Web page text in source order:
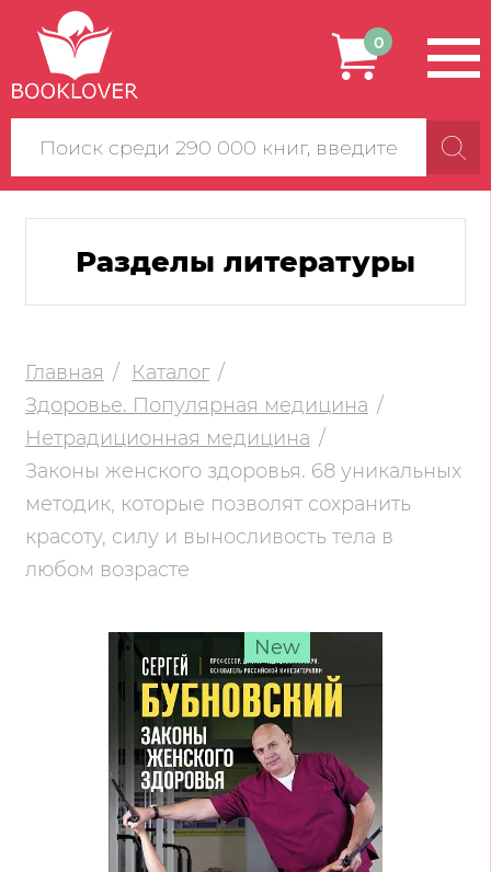
Поиск
по
сайту
0
Разделы литературы
Главная
Каталог
Здоровье. Популярная медицина
Нетрадиционная медицина
Законы женского здоровья. 68 уникальных
методик, которые позволят сохранить
красоту, силу и выносливость тела в
любом возрасте
New